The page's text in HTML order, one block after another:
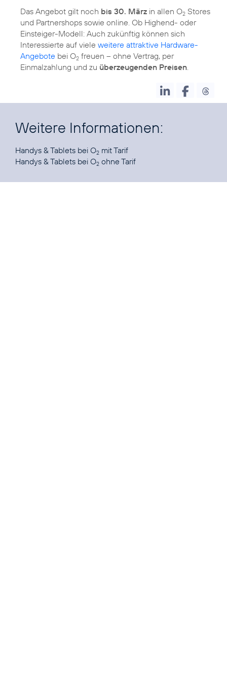
Das Angebot gilt noch bis 30. März in allen O2 Stores
und Partnershops sowie online. Ob Highend- oder
Einsteiger-Modell: Auch zukünftig können sich
Interessierte auf viele weitere attraktive Hardware-
Angebote bei O2 freuen – ohne Vertrag, per
Einmalzahlung und zu überzeugenden Preisen.
Weitere Informationen:
Handys & Tablets bei O2
Handys & Tablets bei O2 ohne Tarif